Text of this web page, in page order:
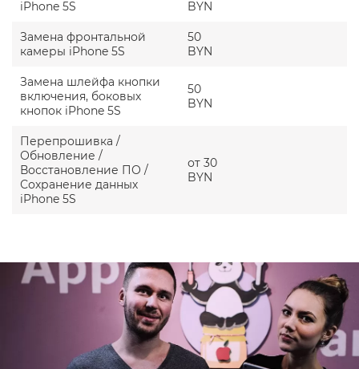
iPhone 5S BYN
Замена фронтальной
камеры iPhone 5S
50
BYN
Замена шлейфа кнопки
включения, боковых
кнопок iPhone 5S
50
BYN
Перепрошивка /
Обновление /
Восстановление ПО /
Сохранение данных
iPhone 5S
от 30
BYN